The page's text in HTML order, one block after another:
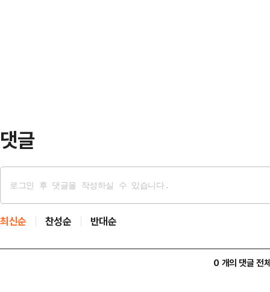
댓글
최신순 찬성순 반대순
0 개의 댓글 전